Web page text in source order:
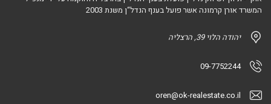
המשרד אורן קרמונה אשר פועל בענף הנדל“ן משנת 2003
יהודה הלוי 39, הרצליה
09-7752244
oren@ok-realestate.co.il